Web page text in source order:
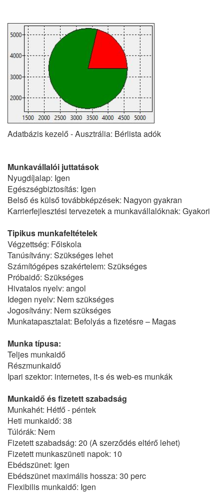
Adatbázis kezelő - Ausztrália: Bérlista adók
Munkavállalói juttatások
Nyugdíjalap: Igen
Egészségbiztosítás: Igen
Belső és külső továbbképzések: Nagyon gyakran
Karrierfejlesztési tervezetek a munkavállalóknak: Gyakori
Tipikus munkafeltételek
Végzettség: Főiskola
Tanúsítvány: Szükséges lehet
Számítógépes szakértelem: Szükséges
Próbaidő: Szükséges
Hivatalos nyelv: angol
Idegen nyelv: Nem szükséges
Jogosítvány: Nem szükséges
Munkatapasztalat: Befolyás a fizetésre – Magas
Munka típusa:
Teljes munkaidő
Részmunkaidő
Ipari szektor: internetes, it-s és web-es munkák
Munkaidő és fizetett szabadság
Munkahét: Hétfő - péntek
Heti munkaidő: 38
Túlórák: Nem
Fizetett szabadság: 20 (A szerződés eltérő lehet)
Fizetett munkaszüneti napok: 10
Ebédszünet: Igen
Ebédszünet maximális hossza: 30 perc
Flexibilis munkaidő: Igen